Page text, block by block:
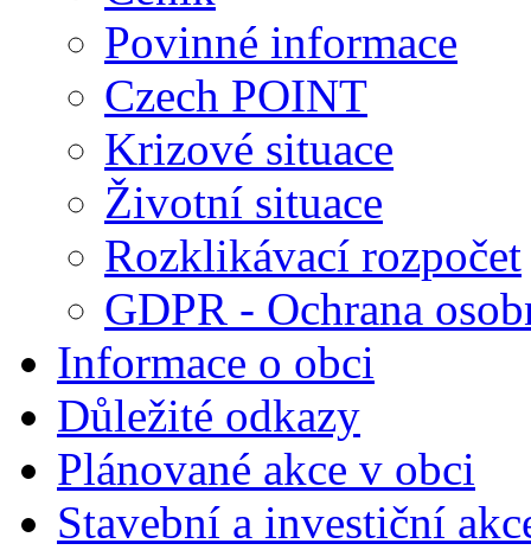
Povinné informace
Czech POINT
Krizové situace
Životní situace
Rozklikávací rozpočet
GDPR - Ochrana
Informace o obci
Důležité odkazy
Plánované akce v obci
Stavební a investiční